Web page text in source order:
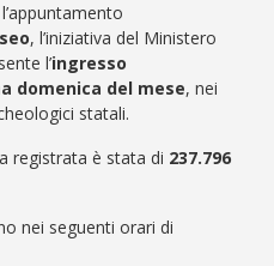
, l’iniziativa del Ministero
l’ingresso
domenica del mese, nei
statali.
registrata è stata di 237.796
nei seguenti orari di